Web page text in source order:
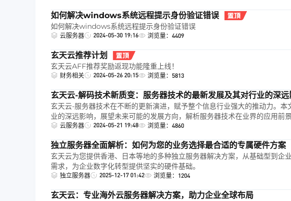
如何解决windows系统远程提示身份验证错误
如何解决windows系统远程提示身份验证错误
云服务器 2024-05-30 19:16 浏览量：4409
玄天云推荐计划
玄天云AFF推荐奖励返现功能隆重上线！
财务相关 2024-05-26 20:15 浏览量：5813
玄天云-解码技术新质变：服务器技术的最新发展及其对行业的深
玄天云-服务器技术在不断的更新演进，赋予整个信息行业强大的推动力。
业的深远影响，展望未来可能的发展方向，解析服务器技术在业界的应用前景
云服务器 2024-05-21 19:48 浏览量：4860
独立服务器全面解析：如何为您的业务选择最合适的专属硬件方案
玄天云为您提供香港、日本等地的多种独立服务器解决方案，从基础型到企
需求，为企业数字化转型提供坚实的硬件基础。
独立服务器 2025-12-17 01:42 浏览量：1204
玄天云：专业海外云服务器解决方案，助力企业全球布局